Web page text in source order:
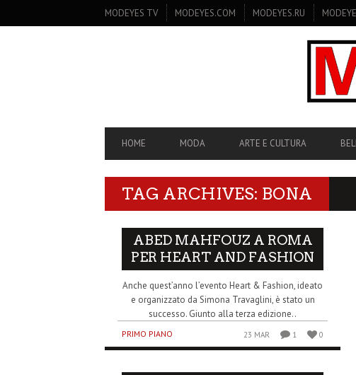
SECONDARY
NAVIGATION
MODEYES TV MODEYES.COM MODEYES.RU
PRIMARY
NAVIGATION
HOME MODA ARTE E CULTURA
TAG ARCHIVES: BONA
ABED MAHFOUZ A ROMA
PER HEART AND FASHION
Anche quest’anno l’evento Heart & Fashion, ideato
e organizzato da Simona Travaglini, è stato un
successo. Giunto alla terza edizione..
PRIMO PIANO 23 MAR 1 0